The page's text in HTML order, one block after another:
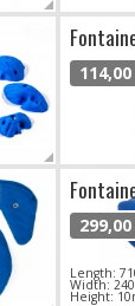
Length:
Width:
Height: